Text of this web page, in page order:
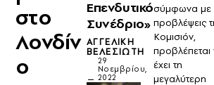
στο
Λονδίν
ο
Επενδυτικό
Συνέδριο»
ΑΓΓΕΛΙΚΉ
ΒΕΛΕΣΙΏΤΗ
29
Νοεμβρίου,
2022
σύμφωνα με
προβλέψεις
Κομισιόν,
προβλέπεται
έχει τη
μεγαλύτερη